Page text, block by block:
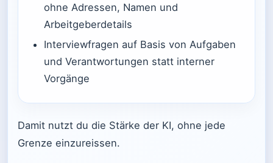
ohne Adressen, Namen und
Arbeitgeberdetails
Interviewfragen auf Basis von Aufgaben
und Verantwortungen statt interner
Vorgänge
Damit nutzt du die Stärke der KI, ohne jede
Grenze einzureissen.